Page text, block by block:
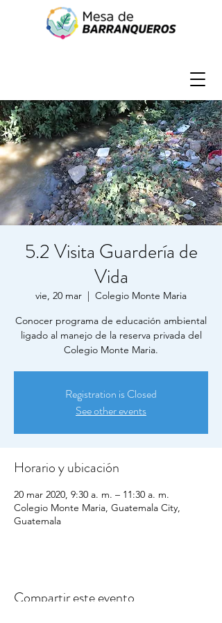
5.2 Visita Guardería de
Vida
vie, 20 mar
  |
Colegio Monte Maria
Conocer programa de educación ambiental
ligado al manejo de la reserva privada del
Colegio Monte Maria.
Registration is Closed
See other events
Horario y ubicación
20 mar 2020, 9:30 a. m. – 11:30 a. m.
Colegio Monte Maria, Guatemala City,
Guatemala
Compartir este evento